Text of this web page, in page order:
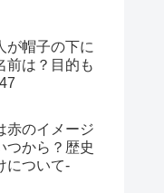
が帽子の下に
前は？目的も
赤のイメージ
つから？歴史
について-